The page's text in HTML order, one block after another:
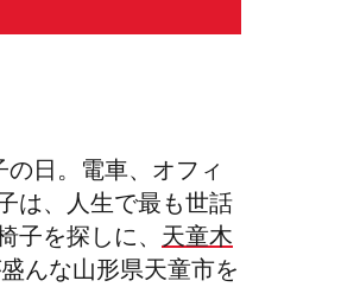
日。電車、オフィ
は、人生で最も世話
子を探しに、 天童木
んな山形県天童市を